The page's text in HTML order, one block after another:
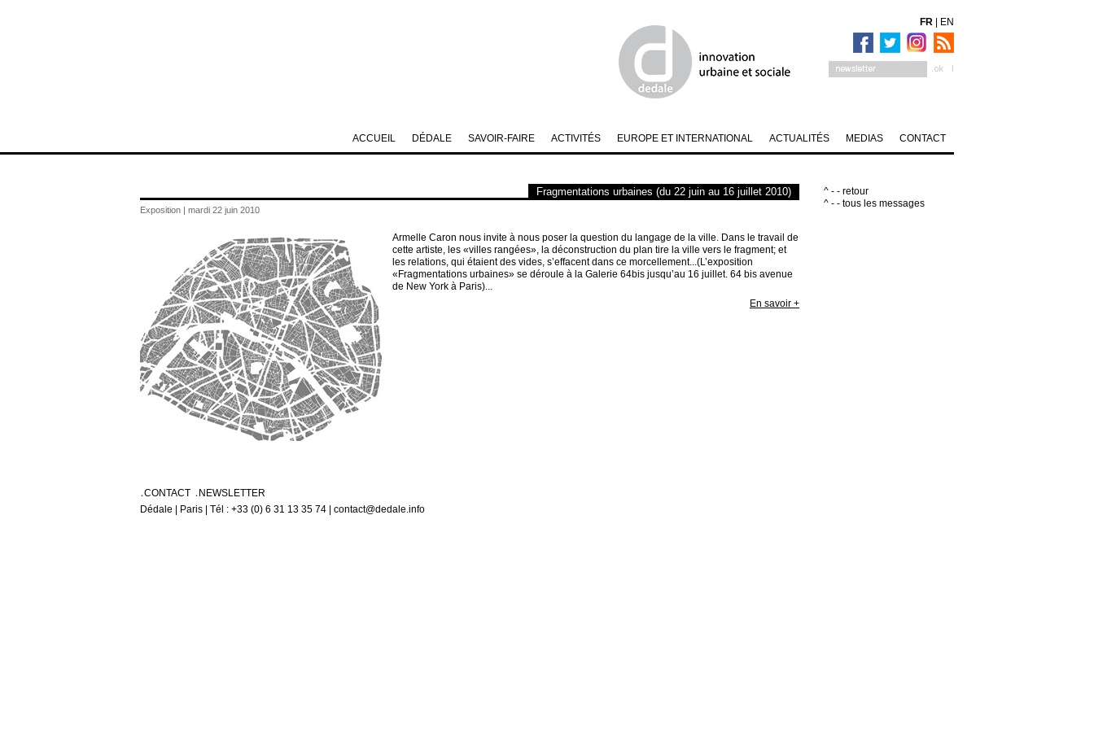
Fragmentations urbaines (du 22 juin au 16 juillet 2010)
Exposition | mardi 22 juin 2010
Armelle Caron nous invite à nous poser la question du langage de la ville. Dans le travail de
cette artiste, les «villes rangées», la déconstruction du plan tire la ville vers le fragment; et
les relations, qui étaient des vides, s’effacent dans ce morcellement...(L’exposition
«Fragmentations urbaines» se déroule à la Galerie 64bis jusqu’au 16 juillet. 64 bis avenue
de New York à Paris)...
En savoir +
^ - - retour
^ - - tous les messages
CONTACT
MEDIAS
ACTUALITÉS
EUROPE ET INTERNATIONAL
ACTIVITÉS
SAVOIR-FAIRE
DÉDALE
ACCUEIL
CONTACT NEWSLETTER
FR EN
Dédale | Paris | Tél : +33 (0) 6 31 13 35 74 | contact@dedale.info